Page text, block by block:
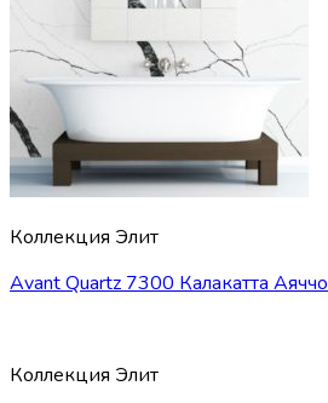
Коллекция Элит
Avant Quartz 7300 Калакатта Аяччо
Коллекция Элит